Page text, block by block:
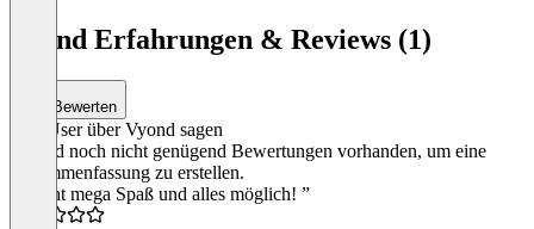
Vyond Erfahrungen & Reviews (1)
Bewerten
Was User über Vyond sagen
Es sind noch nicht genügend Bewertungen vorhanden, um eine
Zusammenfassung zu erstellen.
“Macht mega Spaß und alles möglich! ”